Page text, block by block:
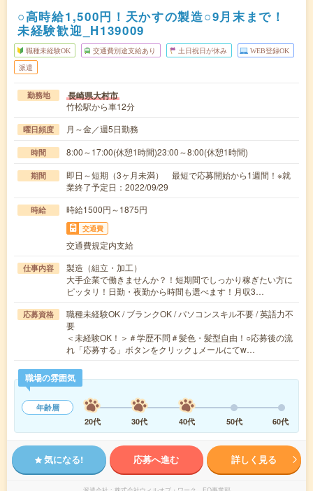
○高時給1,500円！天かすの製造○9月末まで！
未経験歓迎_H139009
職種未経験OK 交通費別途支給あり 土日祝日が休み WEB登録OK
派遣
勤務地 長崎県大村市
竹松駅から車12分
曜日頻度 月～金／週5日勤務
時間 8:00～17:00(休憩1時間)23:00～8:00(休憩1時間)
期間
即日～短期（3ヶ月未満） 最短で応募開始から1週間！※就
業終了予定日：2022/09/29
時給 時給1500円～1875円
交通費
交通費規定内支給
仕事内容
製造（組立・加工）
大手企業で働きませんか？！短期間でしっかり稼ぎたい方に
ピッタリ！日勤・夜勤から時間も選べます！月収3…
応募資格
職種未経験OK / ブランクOK / パソコンスキル不要 / 英語力不
要
＜未経験OK！＞＃学歴不問＃髪色・髪型自由！○応募後の流
れ「応募する」ボタンをクリック↓メールにてw…
職場の雰囲気
年齢層
20代
30代 40代 50代 60代
気になる! 応募へ進む 詳しく見る